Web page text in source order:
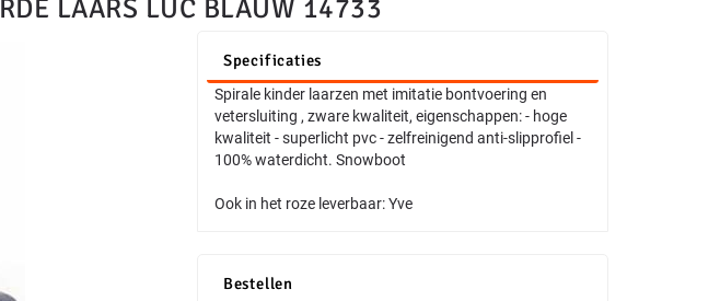
LAARS LUC BLAUW 14733
Specificaties
Spirale kinder laarzen met imitatie bontvoering en
vetersluiting , zware kwaliteit, eigenschappen: - hoge
kwaliteit - superlicht pvc - zelfreinigend anti-slipprofiel -
100% waterdicht. Snowboot
Ook in het roze leverbaar: Yve
Bestellen